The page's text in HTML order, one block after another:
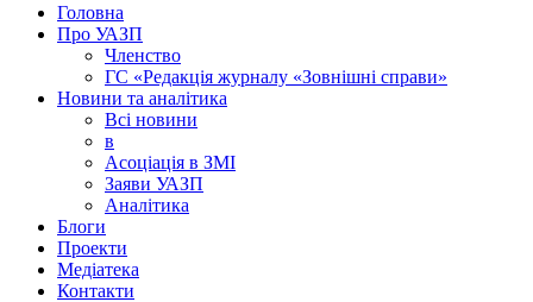
Головна
Про УАЗП
Членство
ГС «Редакція журналу «Зовнішні справи»
Новини та аналітика
Всі новини
в
Асоціація в ЗМІ
Заяви УАЗП
Аналітика
Блоги
Проекти
Медіатека
Контакти